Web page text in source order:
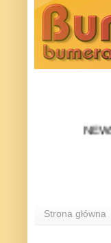
NEWS:
Strona główna